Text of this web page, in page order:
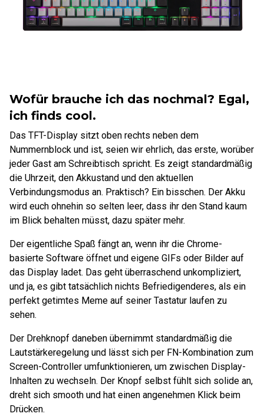
Wofür brauche ich das nochmal? Egal,
ich finds cool.
Das TFT-Display sitzt oben rechts neben dem
Nummernblock und ist, seien wir ehrlich, das erste, worüber
jeder Gast am Schreibtisch spricht. Es zeigt standardmäßig
die Uhrzeit, den Akkustand und den aktuellen
Verbindungsmodus an. Praktisch? Ein bisschen. Der Akku
wird euch ohnehin so selten leer, dass ihr den Stand kaum
im Blick behalten müsst, dazu später mehr.
Der eigentliche Spaß fängt an, wenn ihr die Chrome-
basierte Software öffnet und eigene GIFs oder Bilder auf
das Display ladet. Das geht überraschend unkompliziert,
und ja, es gibt tatsächlich nichts Befriedigenderes, als ein
perfekt getimtes Meme auf seiner Tastatur laufen zu
sehen.
Der Drehknopf daneben übernimmt standardmäßig die
Lautstärkeregelung und lässt sich per FN-Kombination zum
Screen-Controller umfunktionieren, um zwischen Display-
Inhalten zu wechseln. Der Knopf selbst fühlt sich solide an,
dreht sich smooth und hat einen angenehmen Klick beim
Drücken.